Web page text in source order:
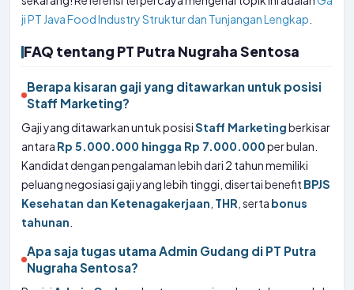
ji PT Java Food Industry Struktur dan Tunjangan Lengkap
FAQ tentang PT Putra Nugraha Sentosa
Berapa kisaran gaji yang ditawarkan untuk posisi
Staff Marketing?
Gaji yang ditawarkan untuk posisiStaff Marketingberkisar
antara Rp 5.000.000 hingga Rp 7.000.000per bulan.
Kandidat dengan pengalaman lebih dari 2 tahun memiliki
peluang negosiasi gaji yang lebih tinggi, disertai benefit BPJS
Kesehatan dan Ketenagakerjaan THR , serta bonus
tahunan
Apa saja tugas utama Admin Gudang di PT Putra
Nugraha Sentosa?